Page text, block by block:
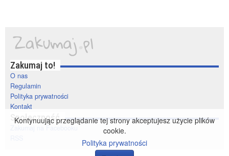
Zakumaj to!
O nas
Regulamin
Polityka prywatności
Kontakt
Społeczność
Zakumaj na Facebooku
Kontynuując przeglądanie tej strony akceptujesz użycie plików
cookie.
Polityka prywatności